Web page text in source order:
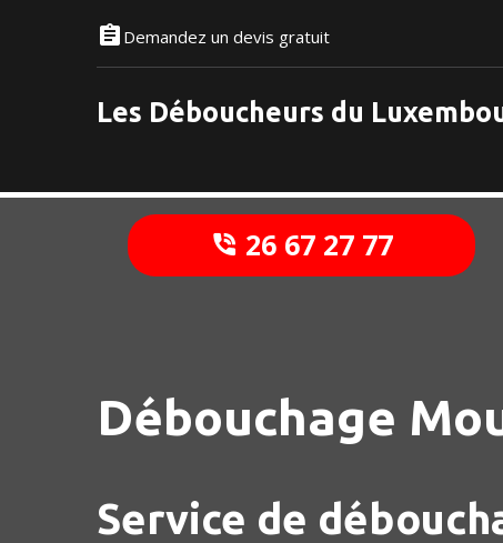
Demandez un devis gratuit
Les Déboucheurs du
26 67 27 77
Débouchage
Service de